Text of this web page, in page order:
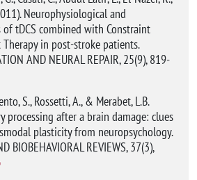
Neurophysiological and
tDCS combined with Constraint
in post-stroke patients.
AND NEURAL REPAIR, 25(9), 819-
S., Rossetti, A., & Merabet, L.B.
processing after a brain damage: clues
plasticity from neuropsychology.
BIOBEHAVIORAL REVIEWS, 37(3),